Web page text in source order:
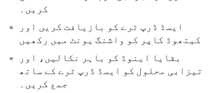
کریں۔
ایسڈ ڈرپ ٹرے کو بازیافت کریں اور
کیتھوڈ کاپر کو واشنگ یونٹ میں رکھیں
بقایا اینوڈ کو باہر نکالیں، اور
تیزابی محلول کو ایسڈ ڈرپ ٹرے کے ساتھ
جمع کریں۔